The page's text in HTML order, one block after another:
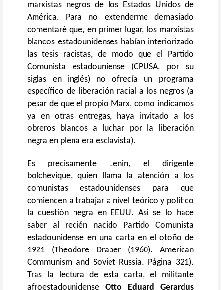
marxistas negros de los Estados Unidos de
América. Para no extenderme demasiado
comentaré que, en primer lugar, los marxistas
blancos estadounidenses habían interiorizado
las tesis racistas, de modo que el Partido
Comunista estadouniense (CPUSA, por su
siglas en inglés) no ofrecía un programa
específico de liberación racial a los negros (a
pesar de que el propio Marx, como indicamos
ya en otras entregas, haya invitado a los
obreros blancos a luchar por la liberación
negra en plena era esclavista).
Es precisamente Lenin, el dirigente
bolchevique, quien llama la atención a los
comunistas estadounidenses para que
comiencen a trabajar a nivel teórico y político
la cuestión negra en EEUU. Así se lo hace
saber al recién nacido Partido Comunista
estadounidense en una carta en el otoño de
1921 (Theodore Draper (1960). American
Communism and Soviet Russia. Página 321).
Tras la lectura de esta carta, el militante
afroestadounidenseOtto Eduard Gerardus